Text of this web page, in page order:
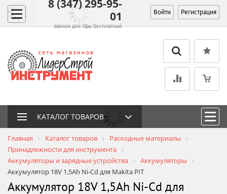
8 (347) 295-95-
01
звонок для Уфы бесплатный
Войти Регистрация
КАТАЛОГ ТОВАРОВ
Главная Каталог товаров
Расходные материалы
Принадлежности для инструмента
Аккумуляторы и зарядные устройства
Аккумуляторы
Аккумулятор 18V 1,5Ah Ni-Cd для Makita PIT
Аккумулятор 18V 1,5Ah Ni-Cd для